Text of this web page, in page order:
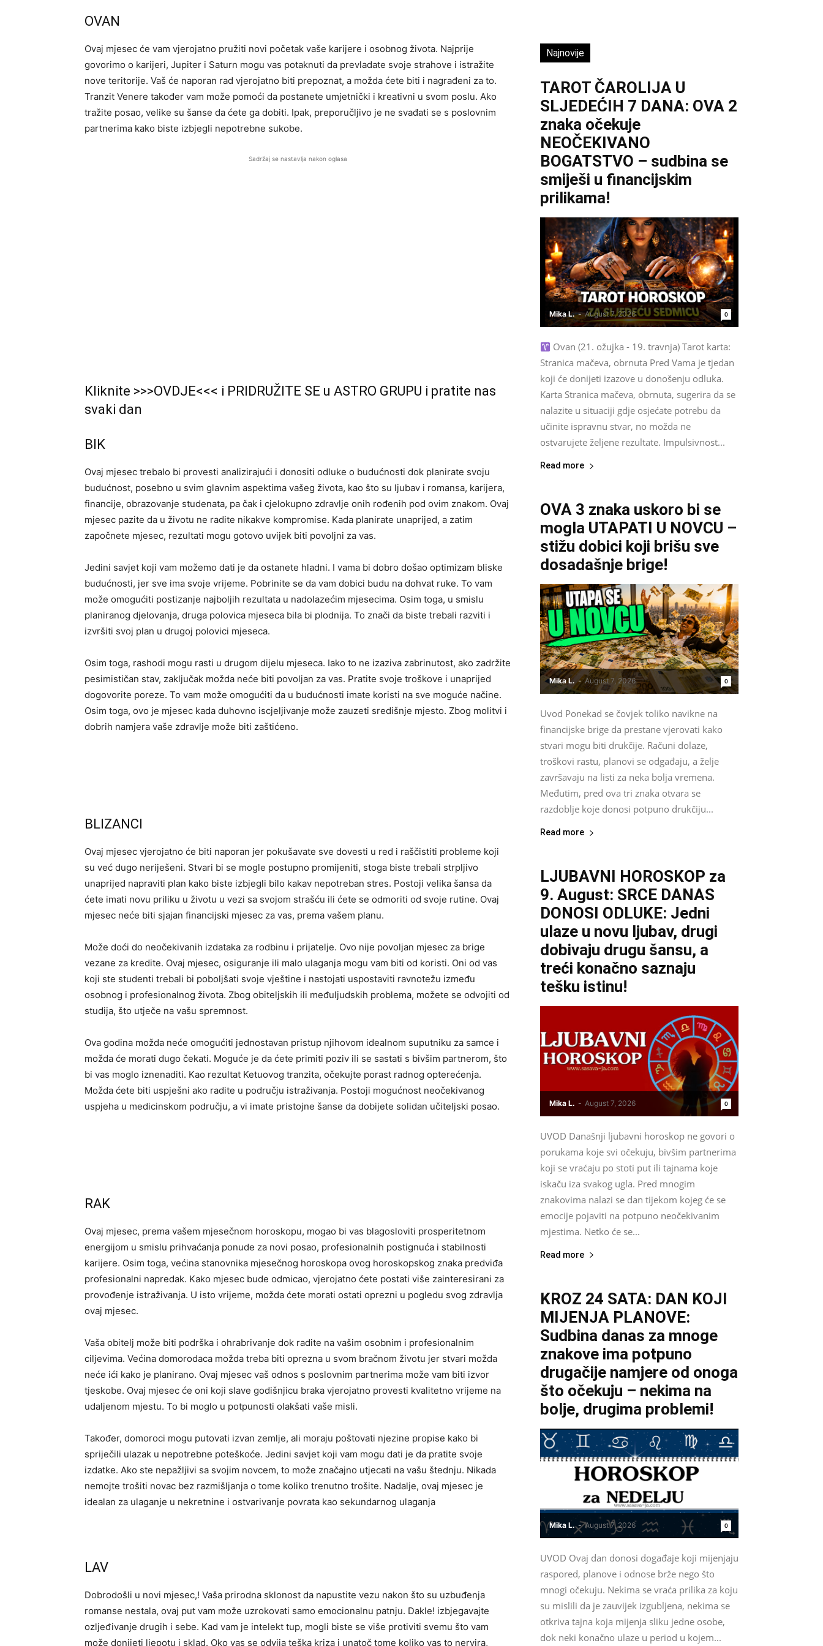
OVAN
Ovaj mjesec će vam vjerojatno pružiti novi početak vaše karijere i osobnog života. Najprije
govorimo o karijeri, Jupiter i Saturn mogu vas potaknuti da prevladate svoje strahove i istražite
nove teritorije. Vaš će naporan rad vjerojatno biti prepoznat, a možda ćete biti i nagrađeni za to.
Tranzit Venere također vam može pomoći da postanete umjetnički i kreativni u svom poslu. Ako
tražite posao, velike su šanse da ćete ga dobiti. Ipak, preporučljivo je ne svađati se s poslovnim
partnerima kako biste izbjegli nepotrebne sukobe.
Sadržaj se nastavlja nakon oglasa
Kliknite >>>OVDJE<<< i PRIDRUŽITE SE u ASTRO GRUPU i pratite nas
svaki dan
BIK
Ovaj mjesec trebalo bi provesti analizirajući i donositi odluke o budućnosti dok planirate svoju
budućnost, posebno u svim glavnim aspektima vašeg života, kao što su ljubav i romansa, karijera,
financije, obrazovanje studenata, pa čak i cjelokupno zdravlje onih rođenih pod ovim znakom. Ovaj
mjesec pazite da u životu ne radite nikakve kompromise. Kada planirate unaprijed, a zatim
započnete mjesec, rezultati mogu gotovo uvijek biti povoljni za vas.
Jedini savjet koji vam možemo dati je da ostanete hladni. I vama bi dobro došao optimizam bliske
budućnosti, jer sve ima svoje vrijeme. Pobrinite se da vam dobici budu na dohvat ruke. To vam
može omogućiti postizanje najboljih rezultata u nadolazećim mjesecima. Osim toga, u smislu
planiranog djelovanja, druga polovica mjeseca bila bi plodnija. To znači da biste trebali razviti i
izvršiti svoj plan u drugoj polovici mjeseca.
Osim toga, rashodi mogu rasti u drugom dijelu mjeseca. Iako to ne izaziva zabrinutost, ako zadržite
pesimističan stav, zaključak možda neće biti povoljan za vas. Pratite svoje troškove i unaprijed
dogovorite poreze. To vam može omogućiti da u budućnosti imate koristi na sve moguće načine.
Osim toga, ovo je mjesec kada duhovno iscjeljivanje može zauzeti središnje mjesto. Zbog molitvi i
dobrih namjera vaše zdravlje može biti zaštićeno.
BLIZANCI
Ovaj mjesec vjerojatno će biti naporan jer pokušavate sve dovesti u red i raščistiti probleme koji
su već dugo neriješeni. Stvari bi se mogle postupno promijeniti, stoga biste trebali strpljivo
unaprijed napraviti plan kako biste izbjegli bilo kakav nepotreban stres. Postoji velika šansa da
ćete imati novu priliku u životu u vezi sa svojom strašću ili ćete se odmoriti od svoje rutine. Ovaj
mjesec neće biti sjajan financijski mjesec za vas, prema vašem planu.
Može doći do neočekivanih izdataka za rodbinu i prijatelje. Ovo nije povoljan mjesec za brige
vezane za kredite. Ovaj mjesec, osiguranje ili malo ulaganja mogu vam biti od koristi. Oni od vas
koji ste studenti trebali bi poboljšati svoje vještine i nastojati uspostaviti ravnotežu između
osobnog i profesionalnog života. Zbog obiteljskih ili međuljudskih problema, možete se odvojiti od
studija, što utječe na vašu spremnost.
Ova godina možda neće omogućiti jednostavan pristup njihovom idealnom suputniku za samce i
možda će morati dugo čekati. Moguće je da ćete primiti poziv ili se sastati s bivšim partnerom, što
bi vas moglo iznenaditi. Kao rezultat Ketuovog tranzita, očekujte porast radnog opterećenja.
Možda ćete biti uspješni ako radite u području istraživanja. Postoji mogućnost neočekivanog
uspjeha u medicinskom području, a vi imate pristojne šanse da dobijete solidan učiteljski posao.
RAK
Ovaj mjesec, prema vašem mjesečnom horoskopu, mogao bi vas blagosloviti prosperitetnom
energijom u smislu prihvaćanja ponude za novi posao, profesionalnih postignuća i stabilnosti
karijere. Osim toga, većina stanovnika mjesečnog horoskopa ovog horoskopskog znaka predviđa
profesionalni napredak. Kako mjesec bude odmicao, vjerojatno ćete postati više zainteresirani za
provođenje istraživanja. U isto vrijeme, možda ćete morati ostati oprezni u pogledu svog zdravlja
ovaj mjesec.
Vaša obitelj može biti podrška i ohrabrivanje dok radite na vašim osobnim i profesionalnim
ciljevima. Većina domorodaca možda treba biti oprezna u svom bračnom životu jer stvari možda
neće ići kako je planirano. Ovaj mjesec vaš odnos s poslovnim partnerima može vam biti izvor
tjeskobe. Ovaj mjesec će oni koji slave godišnjicu braka vjerojatno provesti kvalitetno vrijeme na
udaljenom mjestu. To bi moglo u potpunosti olakšati vaše misli.
Također, domoroci mogu putovati izvan zemlje, ali moraju poštovati njezine propise kako bi
spriječili ulazak u nepotrebne poteškoće. Jedini savjet koji vam mogu dati je da pratite svoje
izdatke. Ako ste nepažljivi sa svojim novcem, to može značajno utjecati na vašu štednju. Nikada
nemojte trošiti novac bez razmišljanja o tome koliko trenutno trošite. Nadalje, ovaj mjesec je
idealan za ulaganje u nekretnine i ostvarivanje povrata kao sekundarnog ulaganja
LAV
Dobrodošli u novi mjesec,! Vaša prirodna sklonost da napustite vezu nakon što su uzbuđenja
romanse nestala, ovaj put vam može uzrokovati samo emocionalnu patnju. Dakle! izbjegavajte
ozljeđivanje drugih i sebe. Kad vam je intelekt tup, mogli biste se više protiviti svemu što vam
može donijeti ljepotu i sklad. Oko vas se odvija teška kriza i unatoč tome koliko vas to nervira,
Najnovije
TAROT ČAROLIJA U
SLJEDEĆIH 7 DANA: OVA 2
znaka očekuje
NEOČEKIVANO
BOGATSTVO – sudbina se
smiješi u financijskim
prilikama!
Mika L. - August 7, 2026 0
Ovan (21. ožujka - 19. travnja) Tarot karta:
Stranica mačeva, obrnuta Pred Vama je tjedan
koji će donijeti izazove u donošenju odluka.
Karta Stranica mačeva, obrnuta, sugerira da se
nalazite u situaciji gdje osjećate potrebu da
učinite ispravnu stvar, no možda ne
ostvarujete željene rezultate. Impulsivnost...
Read more
OVA 3 znaka uskoro bi se
mogla UTAPATI U NOVCU –
stižu dobici koji brišu sve
dosadašnje brige!
Mika L. - August 7, 2026 0
Uvod Ponekad se čovjek toliko navikne na
financijske brige da prestane vjerovati kako
stvari mogu biti drukčije. Računi dolaze,
troškovi rastu, planovi se odgađaju, a želje
završavaju na listi za neka bolja vremena.
Međutim, pred ova tri znaka otvara se
razdoblje koje donosi potpuno drukčiju...
Read more
LJUBAVNI HOROSKOP za
9. August: SRCE DANAS
DONOSI ODLUKE: Jedni
ulaze u novu ljubav, drugi
dobivaju drugu šansu, a
treći konačno saznaju
tešku istinu!
Mika L. - August 7, 2026 0
UVOD Današnji ljubavni horoskop ne govori o
porukama koje svi očekuju, bivšim partnerima
koji se vraćaju po stoti put ili tajnama koje
iskaču iza svakog ugla. Pred mnogim
znakovima nalazi se dan tijekom kojeg će se
emocije pojaviti na potpuno neočekivanim
mjestima. Netko će se...
Read more
KROZ 24 SATA: DAN KOJI
MIJENJA PLANOVE:
Sudbina danas za mnoge
znakove ima potpuno
drugačije namjere od onoga
što očekuju – nekima na
bolje, drugima problemi!
Mika L. - August 7, 2026 0
UVOD Ovaj dan donosi događaje koji mijenjaju
raspored, planove i odnose brže nego što
mnogi očekuju. Nekima se vraća prilika za koju
su mislili da je zauvijek izgubljena, nekima se
otkriva tajna koja mijenja sliku jedne osobe,
dok neki konačno ulaze u period u kojem...